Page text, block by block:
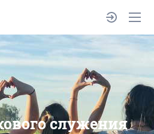
служения